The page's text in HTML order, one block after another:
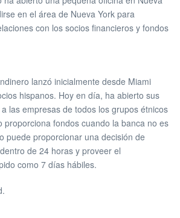
en el área de Nueva York para
con los socios financieros y fondos
lanzó inicialmente desde Miami
hispanos. Hoy en día, ha abierto sus
las empresas de todos los grupos étnicos
proporciona fondos cuando la banca no es
puede proporcionar una decisión de
de 24 horas y proveer el
como 7 días hábiles.